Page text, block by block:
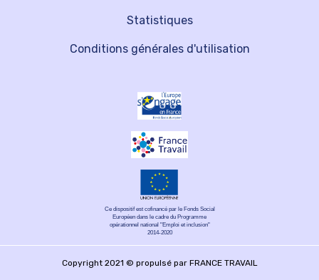
Statistiques
Conditions générales d'utilisation
Ce dispositif est cofinancé par le Fonds Social
Européen dans le cadre du Programme
opérationnel national "Emploi et inclusion"
2014-2020
Copyright 2021 © propulsé par FRANCE TRAVAIL